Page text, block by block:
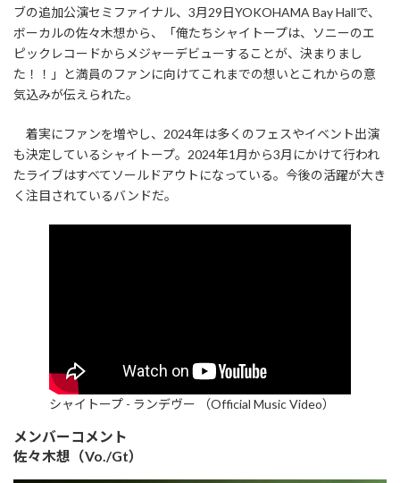
ブの追加公演セミファイナル、3月29日YOKOHAMA Bay Hallで、
ボーカルの佐々木想から、「俺たちシャイトープは、ソニーのエ
ピックレコードからメジャーデビューすることが、決まりまし
た！！」と満員のファンに向けてこれまでの想いとこれからの意
気込みが伝えられた。
着実にファンを増やし、2024年は多くのフェスやイベント出演
も決定しているシャイトープ。2024年1月から3月にかけて行われ
たライブはすべてソールドアウトになっている。今後の活躍が大き
く注目されているバンドだ。
シャイトープ - ランデヴー （Official Music Video）
メンバーコメント
佐々木想（Vo./Gt）